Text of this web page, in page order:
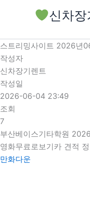
로
건
너
뛰
기
신차장
스트리밍사이트 2026년
작성자
신차장기렌트
작성일
2026-06-04 23:49
조회
7
부산베이스기타학원
영화무료로보기카 견적
만화다운